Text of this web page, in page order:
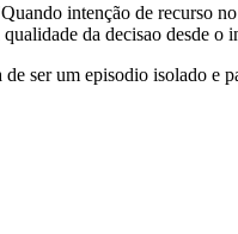
intenção de recurso
da decisao desde o
ser um episodio isolado e